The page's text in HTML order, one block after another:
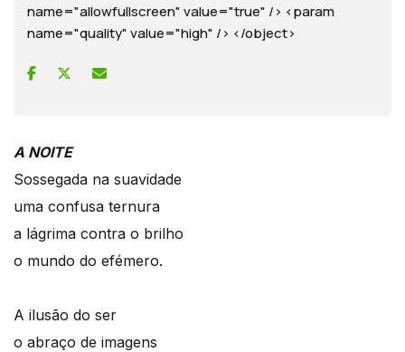
name="allowfullscreen" value="true" /> <param
name="quality" value="high" /> </object>
A NOITE
Sossegada na suavidade
uma confusa ternura
a lágrima contra o brilho
o mundo do efémero.
A ilusão do ser
o abraço de imagens